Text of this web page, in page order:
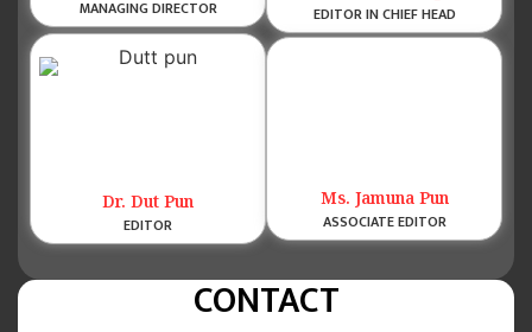
MANAGING DIRECTOR EDITOR IN CHIEF HEAD
Dr. Dut Pun
EDITOR
Ms. Jamuna Pun
ASSOCIATE EDITOR
CONTACT